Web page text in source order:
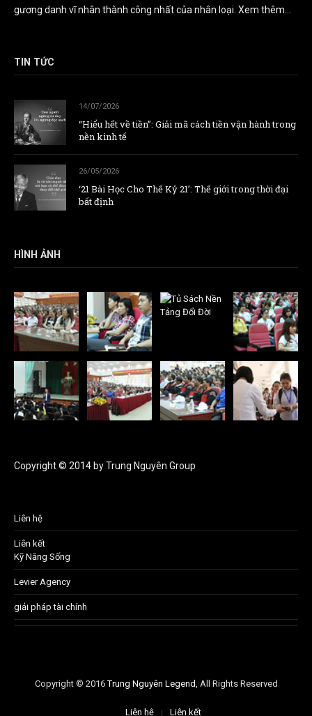
gương danh vĩ nhân thành công nhất của nhân loại. Xem thêm...
TIN TỨC
14/07/2026
“Hiểu hết về tiền”: Giải mã cách tiền vận hành trong
nền kinh tế
26/05/2026
‘21 Bài Học Cho Thế Kỷ 21’: Thế giới trong thời đại
bất định
HÌNH ẢNH
Copyright © 2014 by Trung Nguyên Group
Liên hệ
Liên kết
Kỹ Năng Sống
Levier Agency
giải pháp tài chính
Copyright © 2016Trung Nguyên Legend, All Rights Reserved
Liên hệ Liên kết